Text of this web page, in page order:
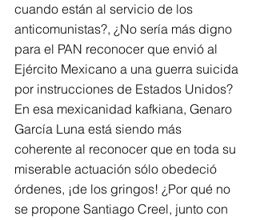
cuando están al servicio de los
anticomunistas?, ¿No sería más digno
para el PAN reconocer que envió al
Ejército Mexicano a una guerra suicida
por instrucciones de Estados Unidos?
En esa mexicanidad kafkiana, Genaro
García Luna está siendo más
coherente al reconocer que en toda su
miserable actuación sólo obedeció
órdenes, ¡de los gringos! ¿Por qué no
se propone Santiago Creel, junto con